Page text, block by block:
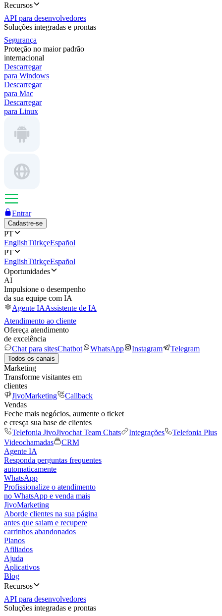
Recursos
API para desenvolvedores
Soluções integradas e prontas
Segurança
Proteção no maior padrão
internacional
Descarregar
para Windows
Descarregar
para Mac
Descarregar
para Linux
Entrar
Cadastre-se
PT
EnglishTürkçeEspañol
PT
EnglishTürkçeEspañol
Oportunidades
AI
Impulsione o desempenho
da sua equipe com IA
Agente IAAssistente de IA
Atendimento ao cliente
Ofereça atendimento
de excelência
Chat para sitesChatbot WhatsApp Instagram Telegram
Todos os canais
Marketing
Transforme visitantes em
clientes
JivoMarketing
Callback
Vendas
Feche mais negócios, aumente o ticket
e cresça sua base de clientes
Telefonia JivoJivochat Team Chats Integrações
Telefonia Plus
Videochamadas
CRM
Agente IA
Responda perguntas frequentes
automaticamente
WhatsApp
Profissionalize o atendimento
no WhatsApp e venda mais
JivoMarketing
Aborde clientes na sua página
antes que saiam e recupere
carrinhos abandonados
Planos
Afiliados
Ajuda
Aplicativos
Blog
Recursos
API para desenvolvedores
Soluções integradas e prontas